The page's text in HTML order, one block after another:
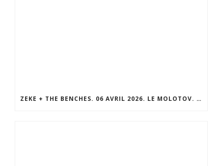
ZEKE + THE BENCHES. 06 AVRIL 2026. LE MOLOTOV. MARSEILLE